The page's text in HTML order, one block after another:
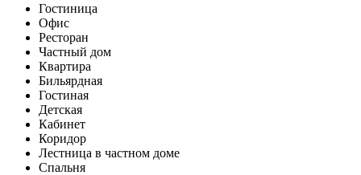
Гостиница
Офис
Ресторан
Частный дом
Квартира
Бильярдная
Гостиная
Детская
Кабинет
Коридор
Лестница в частном доме
Спальня